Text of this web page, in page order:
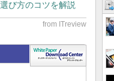
び方のコツを解説